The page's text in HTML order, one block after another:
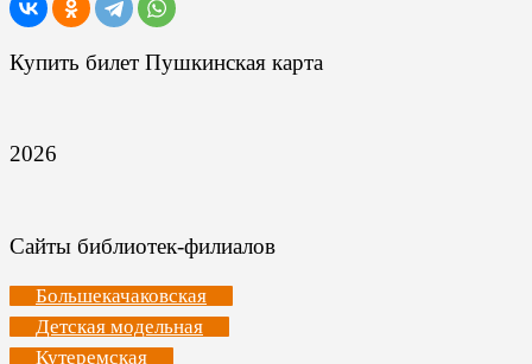
Купить билет Пушкинская карта
2026
Сайты библиотек-филиалов
Большекачаковская
Детская модельная
Кутеремская